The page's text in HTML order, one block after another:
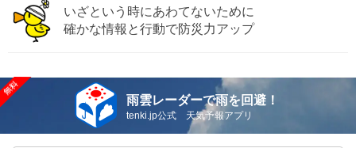
いざという時にあわてないために
確かな情報と行動で防災力アップ
雨雲レーダーで雨を回避！
tenki.jp公式 天気予報アプリ